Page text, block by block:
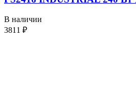
В наличии
3811 ₽